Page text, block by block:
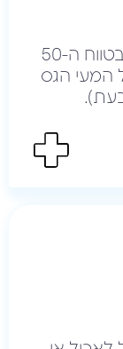
בדיקה אנדוסקופית המתמקדת בטווח ה-50
המעי הגס